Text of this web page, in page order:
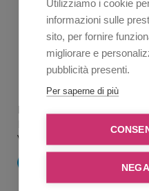
Utilizziamo i cookie
informazioni sulle
sito, per fornire
migliorare e
pubblicità presenti.
Per saperne di più
PRIMUS - LAVATRICE
Lavatrice con corpo
VEDI DETTAGLI